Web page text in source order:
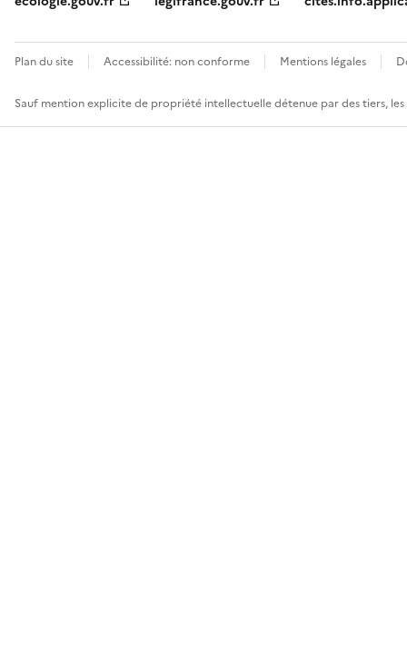
Plan du site Accessibilité: non conforme Mentions légales
Sauf mention explicite de propriété intellectuelle détenue par des tiers,